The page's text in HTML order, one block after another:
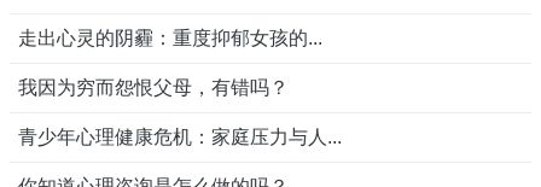
走出心灵的阴霾：重度抑郁女孩的...
我因为穷而怨恨父母，有错吗？
青少年心理健康危机：家庭压力与人...